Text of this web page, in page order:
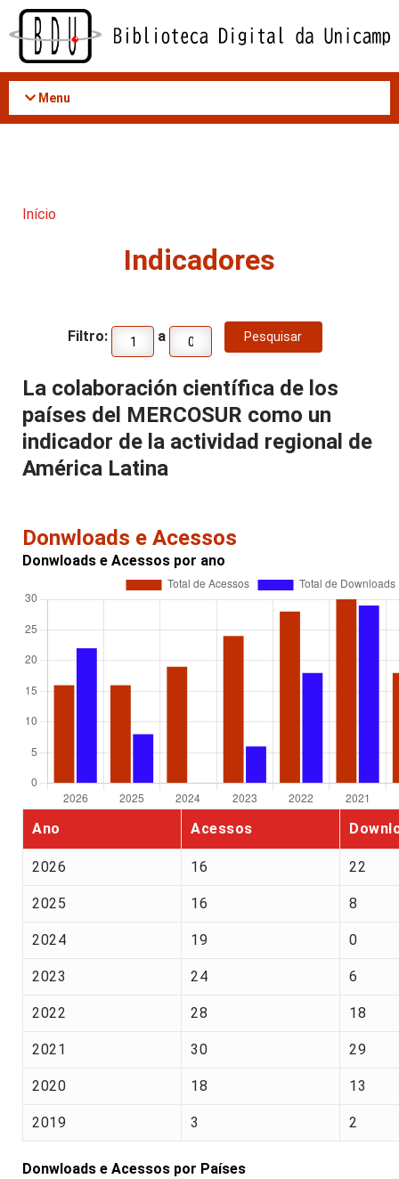
Acessar
conteúdo
Menu
Início
Indicadores
Filtro: a
La colaboración científica de los
países del MERCOSUR como un
indicador de la actividad regional de
América Latina
Donwloads e Acessos
Donwloads e Acessos por ano
Ano Acessos
2026 16 22
2025 16 8
2024 19 0
2023 24 6
2022 28 18
2021 30 29
2020 18 13
2019 3 2
Donwloads e Acessos por Países